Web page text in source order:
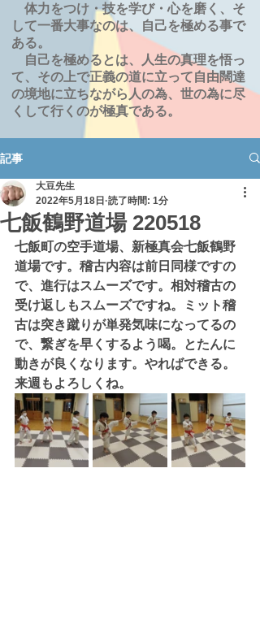
体力をつけ・技を学び・心を磨く、そ
して一番大事なのは、自己を極める事で
ある。
自己を極めるとは、
人生の真理を悟っ
て、その上で正義の道に立って自由闊達
の境地に立ちながら人の為、世の為に尽
くして行くのが極真である。
記事
七飯鶴野道場 220518
大豆先生
2022年5月18日 読了時間: 1分
七飯町の空手道場、新極真会七飯鶴野
道場です。稽古内容は前日同様ですの
で、進行はスムーズです。相対稽古の
受け返しもスムーズですね。ミット稽
古は突き蹴りが単発気味になってるの
で、繋ぎを早くするよう喝。とたんに
動きが良くなります。やればできる。
来週もよろしくね。